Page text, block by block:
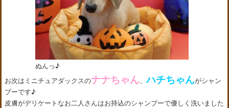
ぬんっ♪
お次はミニチュアダックスのナナちゃん 、ハチちゃんがシャン
プーです♪
皮膚がデリケートなお二人さんはお持込のシャンプーで優しく洗いました